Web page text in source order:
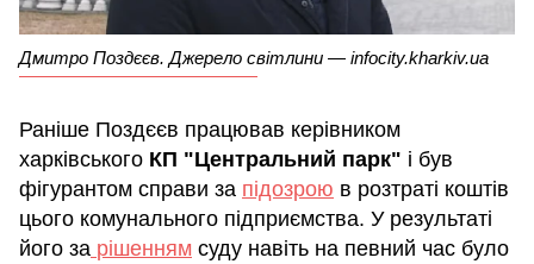
Дмитро Поздєєв. Джерело світлини — infocity.kharkiv.ua
Раніше Поздєєв працював керівником
харківського КП "Центральний парк" і був
фігурантом справи за підозрою в розтраті коштів
цього комунального підприємства. У результаті
його за рішенням суду навіть на певний час було